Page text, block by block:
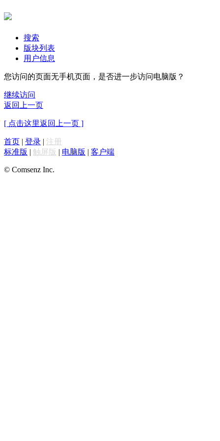
搜索
版块列表
用户信息
您访问的页面无手机页面，是否进一步访问电脑版？
继续访问
返回上一页
[ 点击这里返回上一页 ]
首页 | 登录 | 注册
标准版 | 触屏版 | 电脑版 | 客户端
© Comsenz Inc.